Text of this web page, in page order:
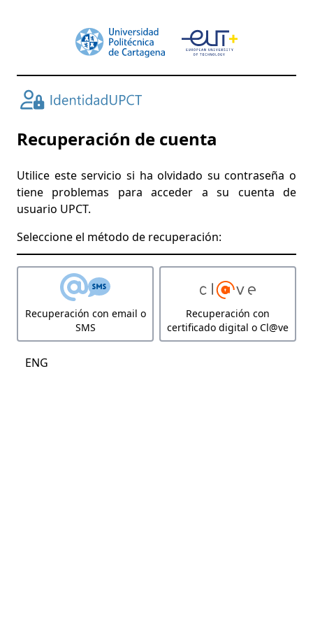
Recuperación de cuenta
Utilice este servicio si ha olvidado su contraseña o
tiene problemas para acceder a su cuenta de
usuario UPCT.
Seleccione el método de recuperación:
Recuperación con email o
SMS
Recuperación con
certificado digital o Cl@ve
ENG